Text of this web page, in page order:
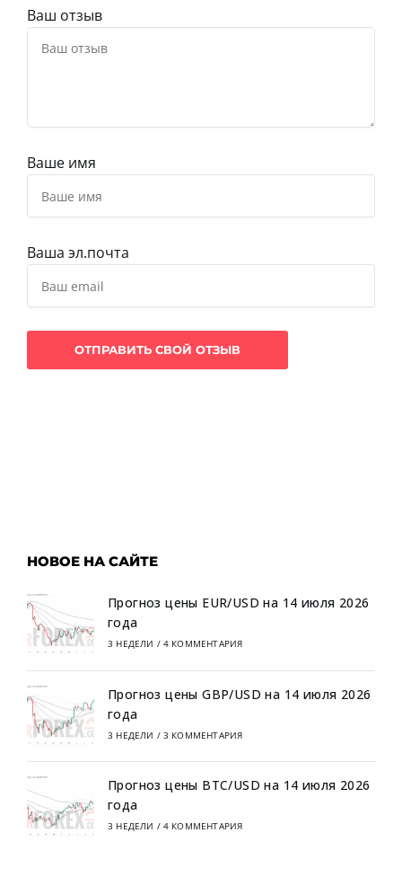
Ваш отзыв
Ваше имя
Ваша эл.почта
НОВОЕ НА САЙТЕ
Прогноз цены EUR/USD на 14 июля 2026
года
3 НЕДЕЛИ / 4 КОММЕНТАРИЯ
Прогноз цены GBP/USD на 14 июля 2026
года
3 НЕДЕЛИ / 3 КОММЕНТАРИЯ
Прогноз цены BTC/USD на 14 июля 2026
года
3 НЕДЕЛИ / 4 КОММЕНТАРИЯ